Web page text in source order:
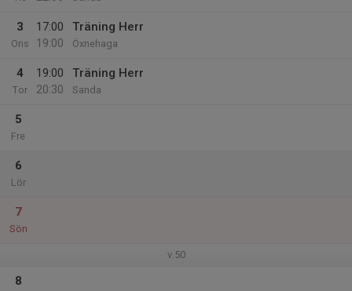
3
Ons
17:00
19:00
Träning Herr
Öxnehaga
4
Tor
19:00
20:30
Träning Herr
Sanda
5
Fre
6
Lör
7
Sön
v.50
8